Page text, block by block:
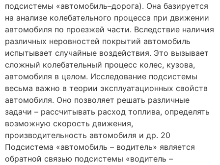
подсистемы «автомобиль–дорога). Она базируется
на анализе колебательного процесса при движении
автомобиля по проезжей части. Вследствие наличия
различных неровностей покрытий автомобиль
испытывает случайные воздействия. Это вызывает
сложный колебательный процесс колес, кузова,
автомобиля в целом. Исследование подсистемы
весьма важно в теории эксплуатационных свойств
автомобиля. Оно позволяет решать различные
задачи – рассчитывать расход топлива, определять
возможную скорость движения,
производительность автомобиля и др. 20
Подсистема «автомобиль – водитель» является
обратной связью подсистемы «водитель –